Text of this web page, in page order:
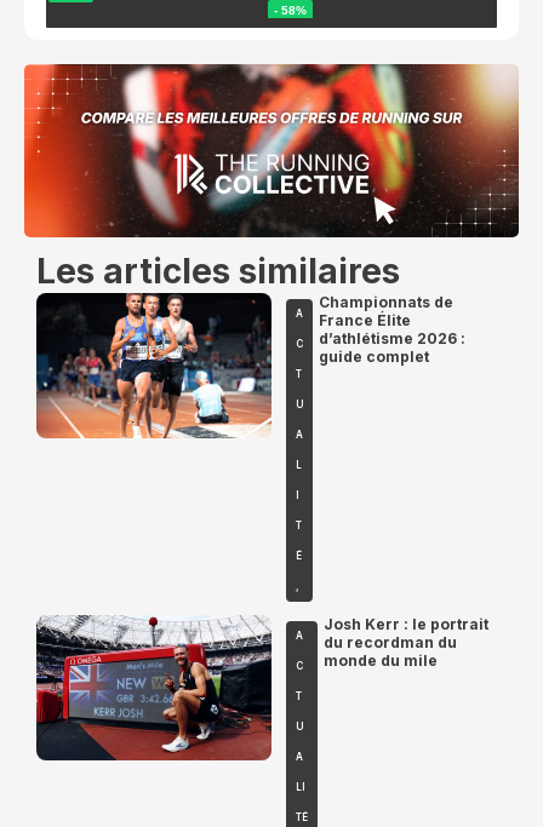
Les articles similaires
A
C
T
U
A
T
É
Championnats de
France Élite
d’athlétisme 2026 :
guide complet
A
C
T
U
A
TÉ
Josh Kerr : le portrait
du recordman du
monde du mile